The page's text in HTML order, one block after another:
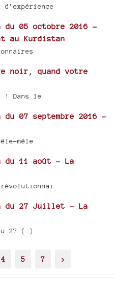
du 05 octobre 2016 -
au Kurdistan
noir, quand votre
! Dans le
du 07 septembre 2016 -
mêle
du 11 août - La
révolutionnai
du 27 Juillet - La
27 (…)
4 5 7 >